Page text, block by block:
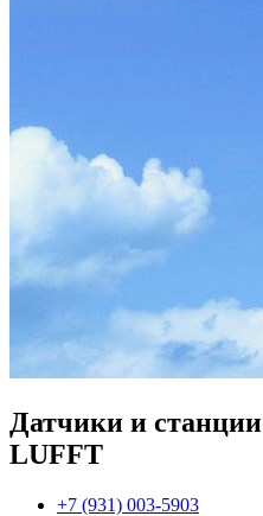
Датчики и станции
LUFFT
+7 (931) 003-5903